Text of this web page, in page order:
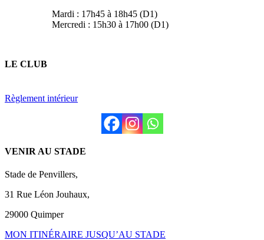
Mardi : 17h45 à 18h45 (D1)
Mercredi : 15h30 à 17h00 (D1)
LE CLUB
Règlement intérieur
VENIR AU STADE
Stade de Penvillers,
31 Rue Léon Jouhaux,
29000 Quimper
MON ITINÉRAIRE JUSQU’AU STADE